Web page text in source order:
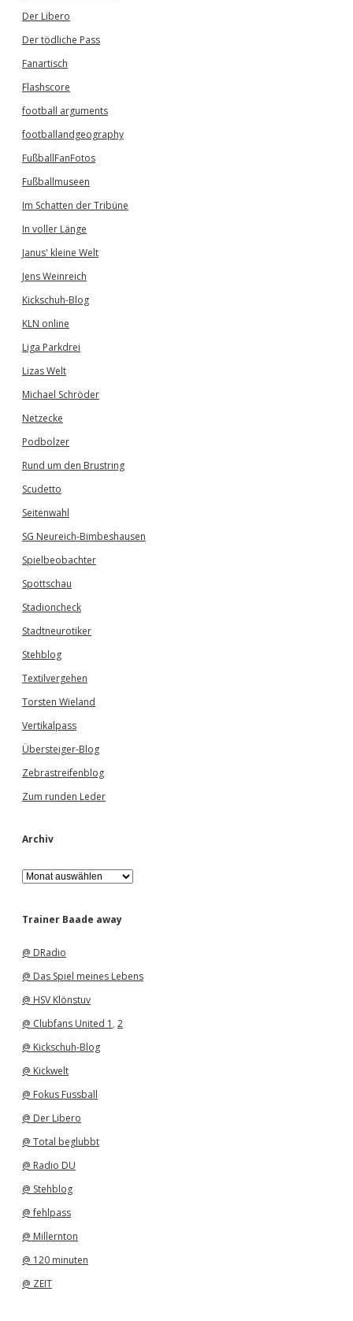
Der Libero
Der tödliche Pass
Fanartisch
Flashscore
football arguments
footballandgeography
FußballFanFotos
Fußballmuseen
Im Schatten der Tribüne
In voller Länge
Janus' kleine Welt
Jens Weinreich
Kickschuh-Blog
KLN online
Liga Parkdrei
Lizas Welt
Michael Schröder
Netzecke
Podbolzer
Rund um den Brustring
Scudetto
Seitenwahl
SG Neureich-Bimbeshausen
Spielbeobachter
Spottschau
Stadioncheck
Stadtneurotiker
Stehblog
Textilvergehen
Torsten Wieland
Vertikalpass
Übersteiger-Blog
Zebrastreifenblog
Zum runden Leder
Archiv
A
r
h
Trainer Baade away
@ DRadio
@ Das Spiel meines Lebens
@ HSV Klönstuv
@ Clubfans United 1 , 2
@ Kickschuh-Blog
@ Kickwelt
@ Fokus Fussball
@ Der Libero
@ Total beglubbt
@ Radio DU
@ Stehblog
@ fehlpass
@ Millernton
@ 120 minuten
@ ZEIT